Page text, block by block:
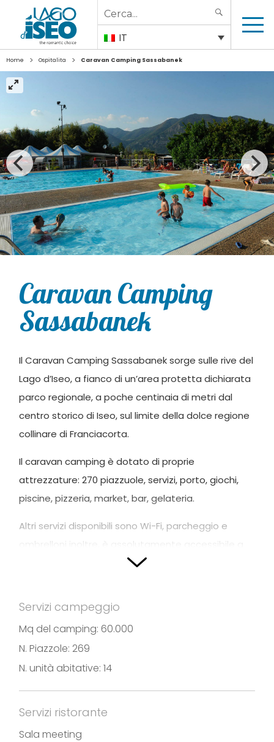
Search
for:
IT
Home > Ospitalita > Caravan Camping Sassabanek
Caravan Camping
Sassabanek
Il Caravan Camping Sassabanek sorge sulle rive del
Lago d’Iseo, a fianco di un’area protetta dichiarata
parco regionale, a poche centinaia di metri dal
centro storico di Iseo, sul limite della dolce regione
collinare di Franciacorta.
Il caravan camping è dotato di proprie
attrezzature: 270 piazzuole, servizi, porto, giochi,
piscine, pizzeria, market, bar, gelateria.
Altri servizi disponibili sono Wi-Fi, parcheggio e
disabili. Il campeggio è affiancato da un Lido che
Fotografie e testi forniti da Caravan Camping
Sassabanek
Servizi campeggio
Mq del camping: 60.000
N. Piazzole: 269
N. unità abitative: 14
Servizi ristorante
Sala meeting